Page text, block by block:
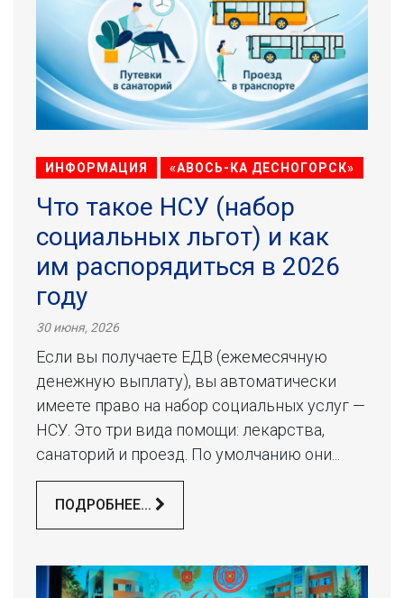
ИНФОРМАЦИЯ «АВОСЬ-КА ДЕСНОГОРСК»
Что такое НСУ (набор
социальных льгот) и как
им распорядиться в 2026
году
30 июня, 2026
Если вы получаете ЕДВ (ежемесячную
денежную выплату), вы автоматически
имеете право на набор социальных услуг —
НСУ. Это три вида помощи: лекарства,
санаторий и проезд. По умолчанию они...
ПОДРОБНЕЕ...